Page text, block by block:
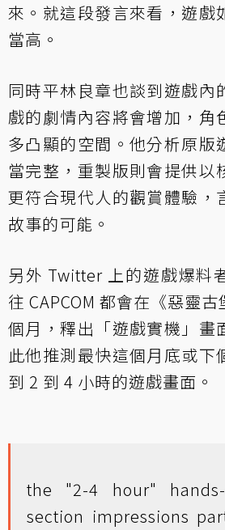
來。就這段發言來看，遊戲
當高。
同時平林良章也談到遊戲內
戲的劇情內容將會增加，角
多凸顯的空間。他分析原版
當完整，重製版則會提供以
更符合現代人的觀賞體驗，
故事的可能。
另外 Twitter 上的遊戲爆料
往 CAPCOM 都會在《惡靈
個月，釋出「遊戲實機」畫
此他推測最快這個月底或下
到 2 到 4 小時的遊戲畫面。
the "2-4 hour"
section impressions